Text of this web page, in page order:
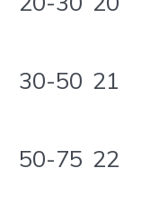
30-50 21
50-75 22